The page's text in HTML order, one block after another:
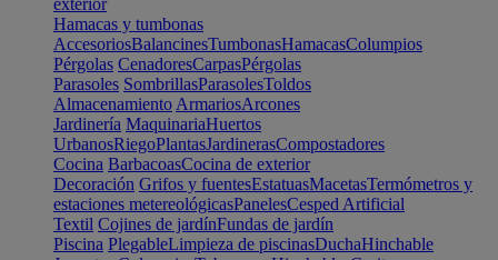
exterior
Hamacas y tumbonas
AccesoriosBalancinesTumbonasHamacasColumpios
Pérgolas CenadoresCarpasPérgolas
Parasoles SombrillasParasolesToldos
Almacenamiento ArmariosArcones
Jardinería MaquinariaHuertos
UrbanosRiegoPlantasJardinerasCompostadores
Cocina BarbacoasCocina de exterior
Decoración Grifos y fuentesEstatuasMacetasTermómetros y
estaciones metereológicasPanelesCesped Artificial
Textil Cojines de jardínFundas de jardín
Piscina PlegableLimpieza de piscinasDuchaHinchable